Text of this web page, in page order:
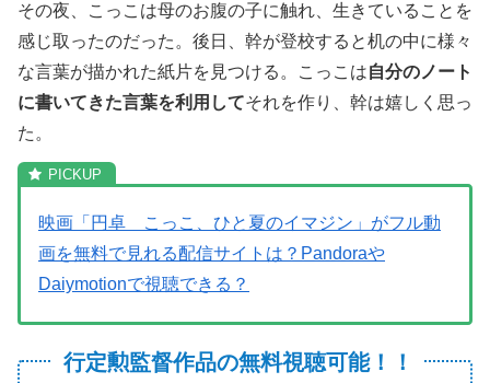
その夜、こっこは母のお腹の子に触れ、生きていることを
感じ取ったのだった。後日、幹が登校すると机の中に様々
な言葉が描かれた紙片を見つける。こっこは自分のノート
に書いてきた言葉を利用してそれを作り、幹は嬉しく思っ
た。
映画「円卓 こっこ、ひと夏のイマジン」がフル動
画を無料で見れる配信サイトは？Pandoraや
Daiymotionで視聴できる？
行定勲監督作品の無料視聴可能！！